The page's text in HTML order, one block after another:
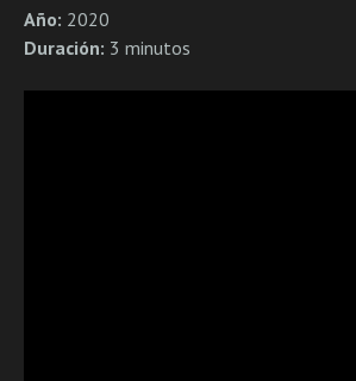
Año: 2020
Duración: 3 minutos